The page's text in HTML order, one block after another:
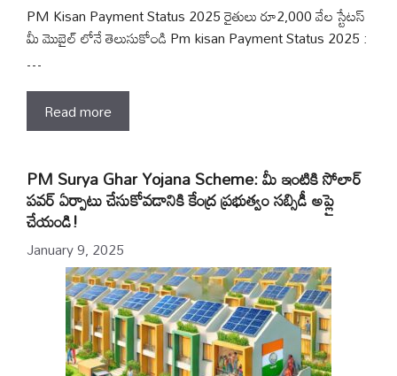
PM Kisan Payment Status 2025 రైతులు రూ2,000 వేల స్టేటస్
మీ మొబైల్ లోనే తెలుసుకోండి Pm kisan Payment Status 2025 :
…
Read more
PM Surya Ghar Yojana Scheme: మీ ఇంటికి సోలార్
పవర్ ఏర్పాటు చేసుకోవడానికి కేంద్ర ప్రభుత్వం సబ్సిడీ అప్లై
చేయండి!
January 9, 2025